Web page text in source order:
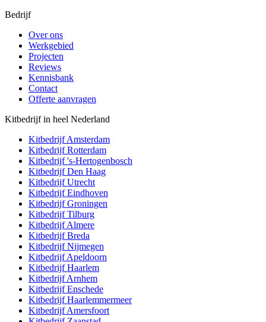
Bedrijf
Over ons
Werkgebied
Projecten
Reviews
Kennisbank
Contact
Offerte aanvragen
Kitbedrijf in heel Nederland
KitbedrijfAmsterdam
KitbedrijfRotterdam
Kitbedrijf's-Hertogenbosch
KitbedrijfDen Haag
KitbedrijfUtrecht
KitbedrijfEindhoven
KitbedrijfGroningen
KitbedrijfTilburg
KitbedrijfAlmere
KitbedrijfBreda
KitbedrijfNijmegen
KitbedrijfApeldoorn
KitbedrijfHaarlem
KitbedrijfArnhem
KitbedrijfEnschede
KitbedrijfHaarlemmermeer
KitbedrijfAmersfoort